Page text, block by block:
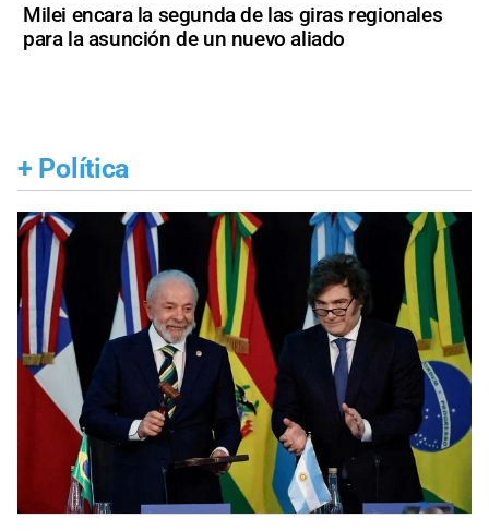
Milei encara la segunda de las giras regionales
para la asunción de un nuevo aliado
+ Política